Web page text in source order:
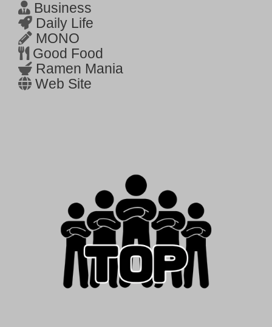
Business
Daily Life
MONO
Good Food
Ramen Mania
Web Site